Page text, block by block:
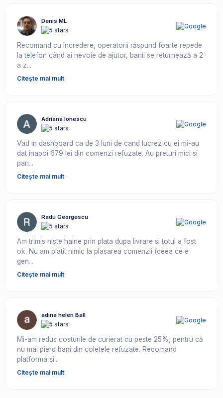
Denis ML
Recomand cu încredere, operatorii răspund foarte repede
la telefon când ai nevoie de ajutor, banii se returnează a 2-
a z...
Citește mai mult
Adriana Ionescu
Vad in dashboard ca de 3 luni de cand lucrez cu ei mi-au
dat inapoi 679 lei din comenzi refuzate. Au preturi mici si
pan...
Citește mai mult
Radu Georgescu
Am trimis niste haine prin plata dupa livrare si totul a fost
ok. Nu am platit nimic la plasarea comenzii (ceea ce e
gen...
Citește mai mult
adina helen Ball
Mi-am redus costurile de curierat cu peste 25%, pentru că
nu mai pierd bani din coletele refuzate. Recomand
platforma și...
Citește mai mult